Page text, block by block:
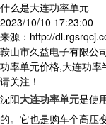
什么是大连功率单元
2023/10/10 17:23:00
来源：http://
鞍山市久益电子有限公
功率单元价格,大连功
请关注！
沈阳大连功率单元是使
的。它也是购车个高压